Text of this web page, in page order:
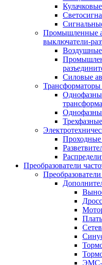
Промышленные
выключатели-
Воздушные
Силовые
Преобразователи
ЭМС-